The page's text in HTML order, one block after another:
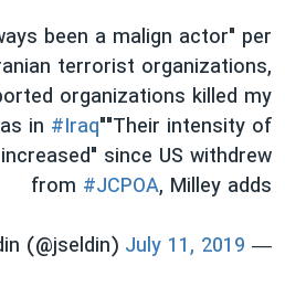
صفحه‌های ویژه
سفر پرزیدنت ترامپ به چین
been a malign actor" per
terrorist organizations,
organizations killed my
in #Iraq""Their intensity of
since US withdrew
from #JCPOA, Milley adds
— Jeff Seldin (@jseldin)
July 11, 2019